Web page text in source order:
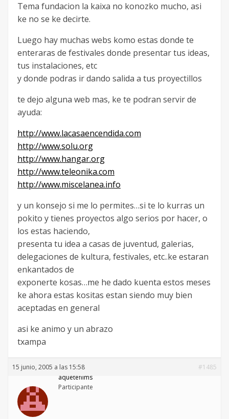
Tema fundacion la kaixa no konozko mucho, asi
ke no se ke decirte.
Luego hay muchas webs komo estas donde te
enteraras de festivales donde presentar tus ideas,
tus instalaciones, etc
y donde podras ir dando salida a tus proyectillos
te dejo alguna web mas, ke te podran servir de
ayuda:
http://www.lacasaencendida.com
http://www.solu.org
http://www.hangar.org
http://www.teleonika.com
http://www.miscelanea.info
y un konsejo si me lo permites…si te lo kurras un
pokito y tienes proyectos algo serios por hacer, o
los estas haciendo,
presenta tu idea a casas de juventud, galerias,
delegaciones de kultura, festivales, etc..ke estaran
enkantados de
exponerte kosas…me he dado kuenta estos meses
ke ahora estas kositas estan siendo muy bien
aceptadas en general
asi ke animo y un abrazo
txampa
15 junio, 2005 a las 15:58
#1485
aquetefilms
Participante